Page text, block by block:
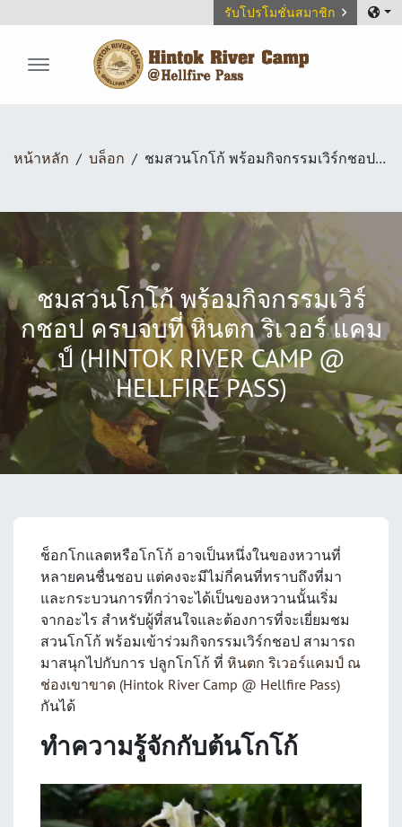
รับโปรโมชั่นสมาชิก
หน้าหลัก บล็อก ชมสวนโกโก้ พร้อมกิจกรรมเวิร์กชอป ครบจบที่ หินตก ริเวอร์ แคมป์ (Hintok River Camp @ Hellfire Pass)
ชมสวนโกโก้ พร้อมกิจกรรมเวิร์
กชอป ครบจบที่ หินตก ริเวอร์ แคม
ป์ (HINTOK RIVER CAMP @
HELLFIRE PASS)
ช็อกโกแลตหรือโกโก้ อาจเป็นหนึ่งในของหวานที่
หลายคนชื่นชอบ แต่คงจะมีไม่กี่คนที่ทราบถึงที่มา
และกระบวนการที่กว่าจะได้เป็นของหวานนั้นเริ่ม
จากอะไร สำหรับผู้ที่สนใจและต้องการที่จะเยี่ยมชม
สวนโกโก้ พร้อมเข้าร่วมกิจกรรมเวิร์กชอป สามารถ
มาสนุกไปกับการ ปลูกโกโก้ ที่ หินตก ริเวอร์แคมป์ ณ
ช่องเขาขาด (Hintok River Camp @ Hellfire Pass)
กันได้
ทำความรู้จักกับต้นโกโก้